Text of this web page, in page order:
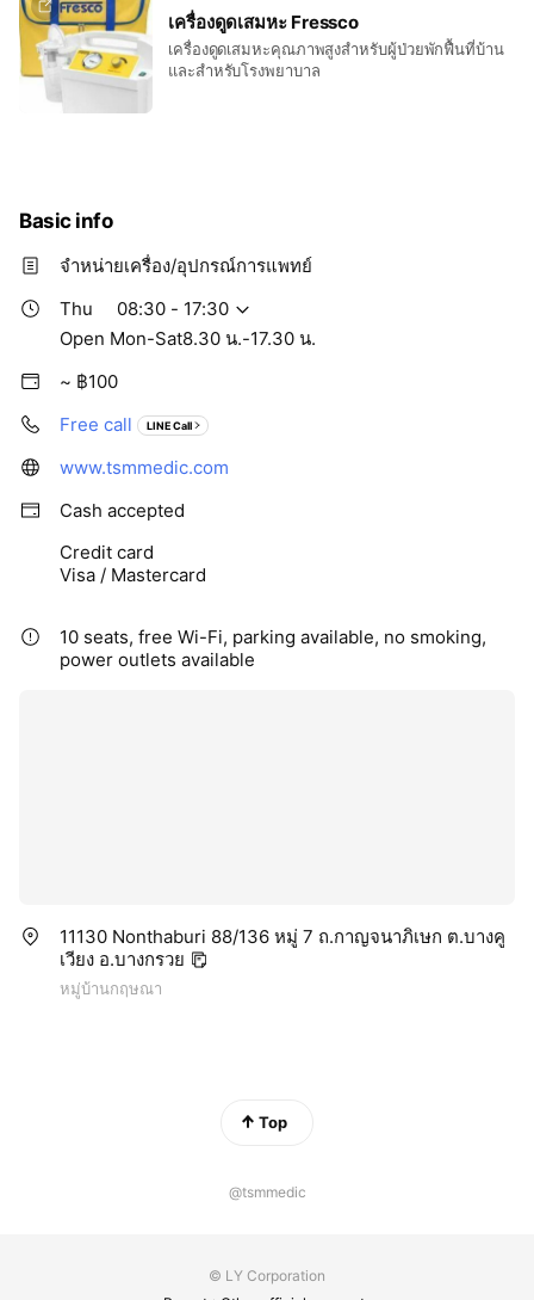
เครื่องดูดเสมหะ Fressco
เครื่องดูดเสมหะคุณภาพสูงสำหรับผู้ป่วยพักฟื้นที่บ้าน
และสำหรับโรงพยาบาล
Basic info
จำหน่ายเครื่อง/อุปกรณ์การแพทย์
Thu
08:30 - 17:30
Open Mon-Sat8.30 น.-17.30 น.
~ ฿100
Free call
LINE Call
www.tsmmedic.com
Cash accepted
Credit card
Visa / Mastercard
10 seats, free Wi-Fi, parking available, no smoking,
power outlets available
11130 Nonthaburi 88/136 หมู่ 7 ถ.กาญจนาภิเษก ต.บางคู
เวียง อ.บางกรวย
หมู่บ้านกฤษณา
Top
@tsmmedic
© LY Corporation